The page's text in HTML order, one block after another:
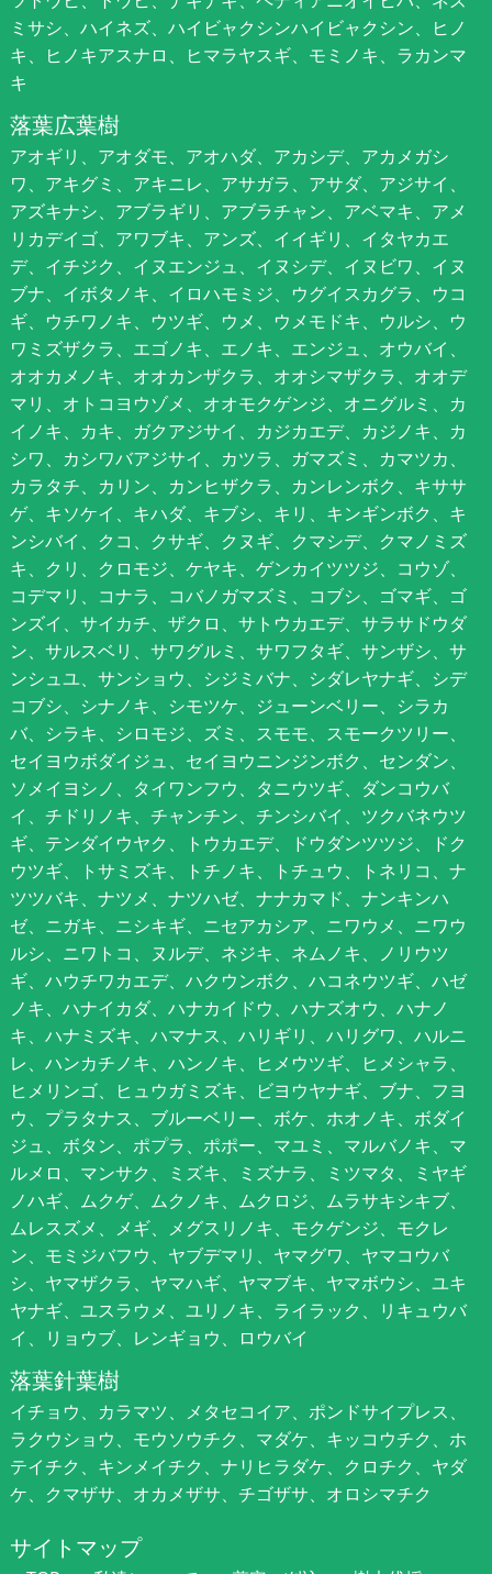
ミサシ、ハイネズ、ハイビャクシンハイビャクシン、ヒノ
キ、ヒノキアスナロ、ヒマラヤスギ、モミノキ、ラカンマ
キ
落葉広葉樹
アオギリ、アオダモ、アオハダ、アカシデ、アカメガシ
ワ、アキグミ、アキニレ、アサガラ、アサダ、アジサイ、
アズキナシ、アブラギリ、アブラチャン、アベマキ、アメ
リカデイゴ、アワブキ、アンズ、イイギリ、イタヤカエ
デ、イチジク、イヌエンジュ、イヌシデ、イヌビワ、イヌ
ブナ、イボタノキ、イロハモミジ、ウグイスカグラ、ウコ
ギ、ウチワノキ、ウツギ、ウメ、ウメモドキ、ウルシ、ウ
ワミズザクラ、エゴノキ、エノキ、エンジュ、オウバイ、
オオカメノキ、オオカンザクラ、オオシマザクラ、オオデ
マリ、オトコヨウゾメ、オオモクゲンジ、オニグルミ、カ
イノキ、カキ、ガクアジサイ、カジカエデ、カジノキ、カ
シワ、カシワバアジサイ、カツラ、ガマズミ、カマツカ、
カラタチ、カリン、カンヒザクラ、カンレンボク、キササ
ゲ、キソケイ、キハダ、キブシ、キリ、キンギンボク、キ
ンシバイ、クコ、クサギ、クヌギ、クマシデ、クマノミズ
キ、クリ、クロモジ、ケヤキ、ゲンカイツツジ、コウゾ、
コデマリ、コナラ、コバノガマズミ、コブシ、ゴマギ、ゴ
ンズイ、サイカチ、ザクロ、サトウカエデ、サラサドウダ
ン、サルスベリ、サワグルミ、サワフタギ、サンザシ、サ
ンシュユ、サンショウ、シジミバナ、シダレヤナギ、シデ
コブシ、シナノキ、シモツケ、ジューンベリー、シラカ
バ、シラキ、シロモジ、ズミ、スモモ、スモークツリー、
セイヨウボダイジュ、セイヨウニンジンボク、センダン、
ソメイヨシノ、タイワンフウ、タニウツギ、ダンコウバ
イ、チドリノキ、チャンチン、チンシバイ、ツクバネウツ
ギ、テンダイウヤク、トウカエデ、ドウダンツツジ、ドク
ウツギ、トサミズキ、トチノキ、トチュウ、トネリコ、ナ
ツツバキ、ナツメ、ナツハゼ、ナナカマド、ナンキンハ
ゼ、ニガキ、ニシキギ、ニセアカシア、ニワウメ、ニワウ
ルシ、ニワトコ、ヌルデ、ネジキ、ネムノキ、ノリウツ
ギ、ハウチワカエデ、ハクウンボク、ハコネウツギ、ハゼ
ノキ、ハナイカダ、ハナカイドウ、ハナズオウ、ハナノ
キ、ハナミズキ、ハマナス、ハリギリ、ハリグワ、ハルニ
レ、ハンカチノキ、ハンノキ、ヒメウツギ、ヒメシャラ、
ヒメリンゴ、ヒュウガミズキ、ビヨウヤナギ、ブナ、フヨ
ウ、プラタナス、ブルーベリー、ボケ、ホオノキ、ボダイ
ジュ、ボタン、ポプラ、ポポー、マユミ、マルバノキ、マ
ルメロ、マンサク、ミズキ、ミズナラ、ミツマタ、ミヤギ
ノハギ、ムクゲ、ムクノキ、ムクロジ、ムラサキシキブ、
ムレスズメ、メギ、メグスリノキ、モクゲンジ、モクレ
ン、モミジバフウ、ヤブデマリ、ヤマグワ、ヤマコウバ
シ、ヤマザクラ、ヤマハギ、ヤマブキ、ヤマボウシ、ユキ
ヤナギ、ユスラウメ、ユリノキ、ライラック、リキュウバ
イ、リョウブ、レンギョウ、ロウバイ
落葉針葉樹
イチョウ、カラマツ、メタセコイア、ポンドサイプレス、
ラクウショウ、モウソウチク、マダケ、キッコウチク、ホ
テイチク、キンメイチク、ナリヒラダケ、クロチク、ヤダ
ケ、クマザサ、オカメザサ、チゴザサ、オロシマチク
サイトマップ